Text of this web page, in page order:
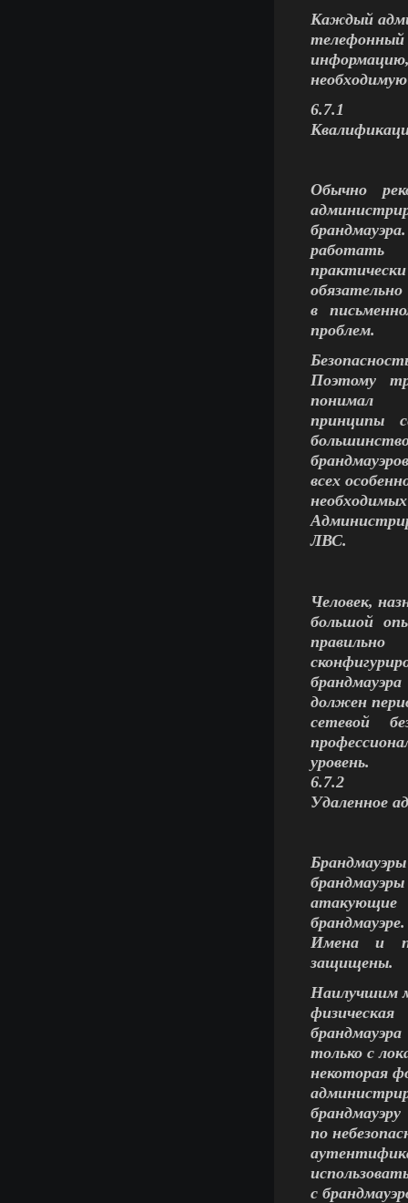
Каждый
6.7.1
Обычно
работать
обязательно
в
проблем.
Поэтому
понимал
принципы
всех
ЛВС.
Человек,
большой
правильно
брандмауэра
должен
сетевой
уровень.
6.7.2
Удаленное
брандмауэре.
Имена и
защищены.
Наилучшим
брандмауэра
только с
некоторая
брандмауэру
по
с